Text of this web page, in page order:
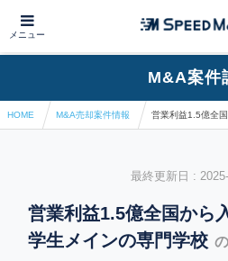
メニュー
M&A案件
HOME M&A売却案件情報
最終更新日 :
営業利益1.5億全国から
学生メインの専門学校